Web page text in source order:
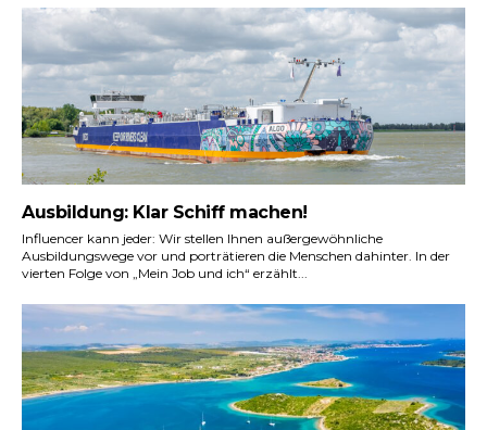
Ausbildung: Klar Schiff machen!
Influencer kann jeder: Wir stellen Ihnen außergewöhnliche
Ausbildungswege vor und porträtieren die Menschen dahinter. In der
vierten Folge von „Mein Job und ich“ erzählt...